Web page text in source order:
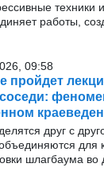
техники
работы,
09:58
пройдет
друг с
для
шлагбаума во